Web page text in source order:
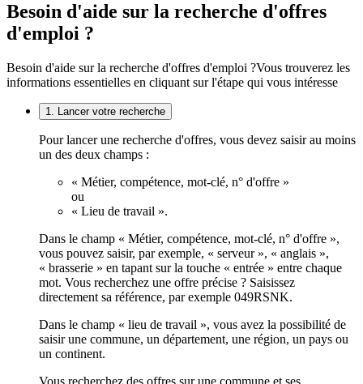
Besoin d'aide sur la recherche d'offres
d'emploi ?
Besoin d'aide sur la recherche d'offres d'emploi ?Vous trouverez les
informations essentielles en cliquant sur l'étape qui vous intéresse
1. Lancer votre recherche
Pour lancer une recherche d'offres, vous devez saisir au moins
un des deux champs :
« Métier, compétence, mot-clé, n° d'offre »
ou
« Lieu de travail ».
Dans le champ « Métier, compétence, mot-clé, n° d'offre »,
vous pouvez saisir, par exemple, « serveur », « anglais »,
« brasserie » en tapant sur la touche « entrée » entre chaque
mot. Vous recherchez une offre précise ? Saisissez
directement sa référence, par exemple 049RSNK.
Dans le champ « lieu de travail », vous avez la possibilité de
saisir une commune, un département, une région, un pays ou
un continent.